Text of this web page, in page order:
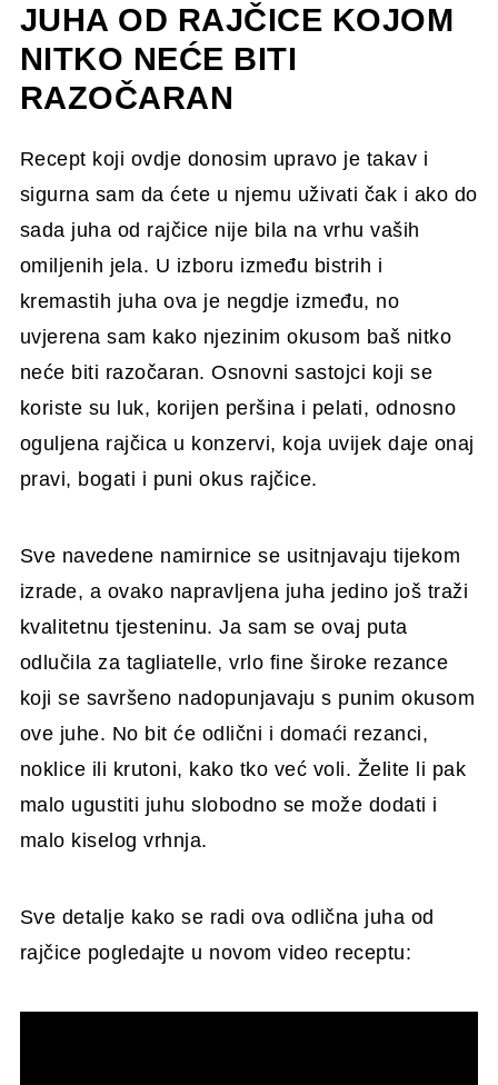
JUHA OD RAJČICE KOJOM
NITKO NEĆE BITI
RAZOČARAN
Recept koji ovdje donosim upravo je takav i
sigurna sam da ćete u njemu uživati čak i ako do
sada juha od rajčice nije bila na vrhu vaših
omiljenih jela. U izboru između bistrih i
kremastih juha ova je negdje između, no
uvjerena sam kako njezinim okusom baš nitko
neće biti razočaran. Osnovni sastojci koji se
koriste su luk, korijen peršina i pelati, odnosno
oguljena rajčica u konzervi, koja uvijek daje onaj
pravi, bogati i puni okus rajčice.
Sve navedene namirnice se usitnjavaju tijekom
izrade, a ovako napravljena juha jedino još traži
kvalitetnu tjesteninu. Ja sam se ovaj puta
odlučila za tagliatelle, vrlo fine široke rezance
koji se savršeno nadopunjavaju s punim okusom
ove juhe. No bit će odlični i domaći rezanci,
noklice ili krutoni, kako tko već voli. Želite li pak
malo ugustiti juhu slobodno se može dodati i
malo kiselog vrhnja.
Sve detalje kako se radi ova odlična juha od
rajčice pogledajte u novom video receptu: